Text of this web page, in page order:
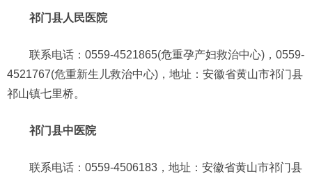
祁门县人民医院
联系电话：0559-4521865(危重孕产妇救治中心)，0559-
4521767(危重新生儿救治中心)，地址：安徽省黄山市祁门县
祁山镇七里桥。
祁门县中医院
联系电话：0559-4506183，地址：安徽省黄山市祁门县